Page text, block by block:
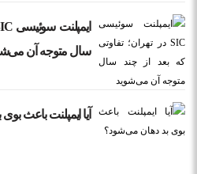
سال متوجه آن
آیا ایمپلنت باعث